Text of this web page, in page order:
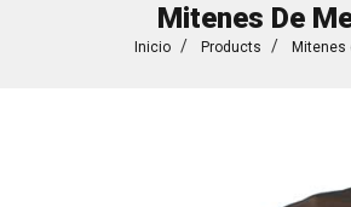
Mitenes De
Inicio Products Mitenes